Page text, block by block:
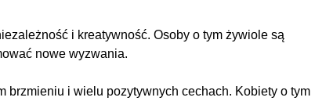
i kreatywność. Osoby o tym żywiole są
nowe wyzwania.
brzmieniu i wielu pozytywnych cechach. Kobiety o tym